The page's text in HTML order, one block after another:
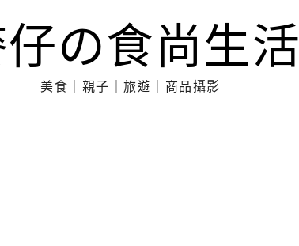
の食尚生活
美食｜親子｜旅遊｜商品攝影